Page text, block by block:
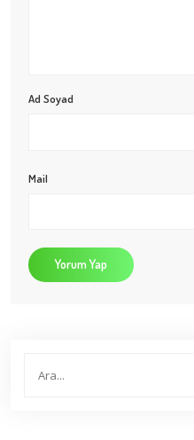
Ad Soyad
Mail
Yorum Yap